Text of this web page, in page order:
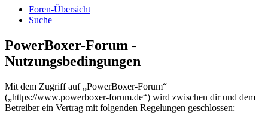
Foren-Übersicht
Suche
PowerBoxer-Forum -
Nutzungsbedingungen
Mit dem Zugriff auf „PowerBoxer-Forum“
(„https://www.powerboxer-forum.de“) wird zwischen dir und dem
Betreiber ein Vertrag mit folgenden Regelungen geschlossen: